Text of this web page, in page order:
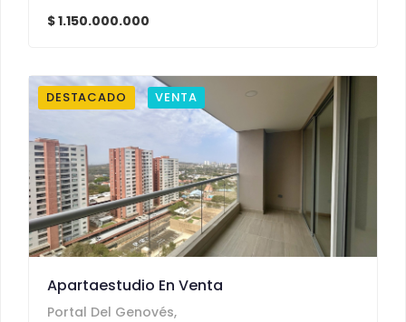
$ 1.150.000.000
DESTACADO VENTA
Apartaestudio En Venta
Portal Del Genovés,